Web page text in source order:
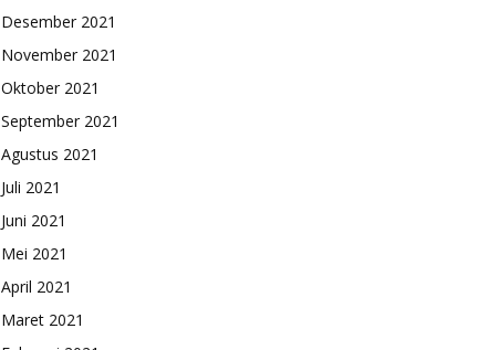
Desember 2021
November 2021
Oktober 2021
September 2021
Agustus 2021
Juli 2021
Juni 2021
Mei 2021
April 2021
Maret 2021